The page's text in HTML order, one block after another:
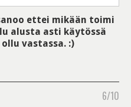
ettei mikään toimi
alusta asti käytössä
vastassa. :)
6/10